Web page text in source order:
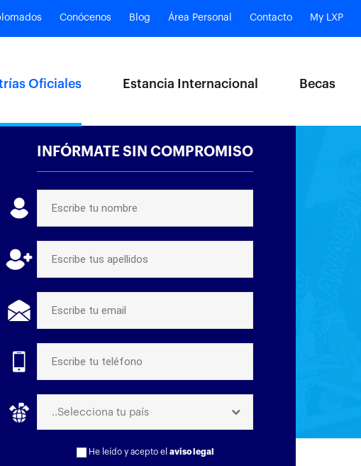
Conócenos Blog Área Personal Contacto My LXP
Oficiales Estancia Internacional Becas
INFÓRMATE SIN COMPROMISO
..Selecciona tu país
He leído y acepto el aviso legal